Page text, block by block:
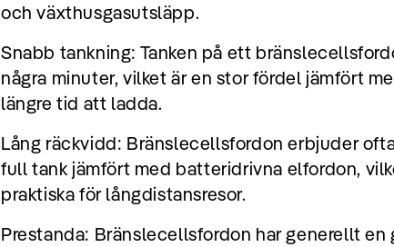
och växthusgasutsläpp.
Snabb tankning: Tanken på ett
några minuter, vilket är en stor fördel jämfört
längre tid att ladda.
Lång räckvidd: Bränslecellsfordon erbjuder
full tank jämfört med batteridrivna elfordon,
praktiska för långdistansresor.
Prestanda: Bränslecellsfordon har generellt